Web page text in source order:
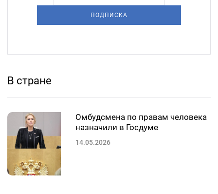
ПОДПИСКА
В стране
Омбудсмена по правам человека
назначили в Госдуме
14.05.2026